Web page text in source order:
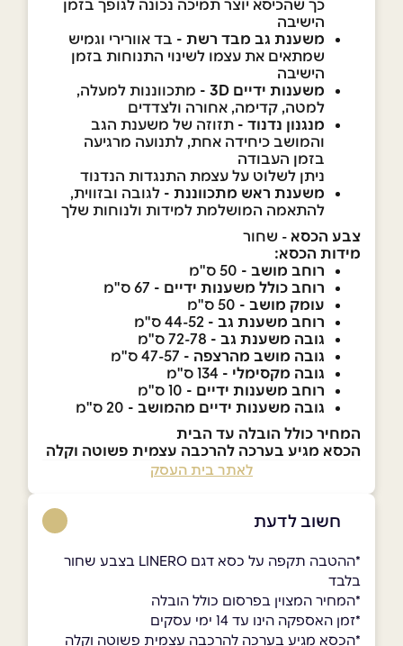
כך שהכיסא יוצר תמיכה נכונה לגופך בזמן
הישיבה
משענת גב מבד רשת - בד אוורירי וגמיש
שמתאים את עצמו לשינוי התנוחות בזמן
הישיבה
משענות ידיים 3D -
מתכווננות למעלה,
למטה, קדימה, אחורה ולצדדים
מנגנון נדנוד - תזוזה של משענת הגב
והמושב כיחידה אחת, לתנועה מרגיעה
בזמן העבודה
ניתן לשלוט על עצמת התנגדות הנדנוד
משענת ראש מתכווננת - לגובה ובזווית,
להתאמה המושלמת למידות ולנוחות שלך
צבע הכסא - שחור
מידות הכסא:
רוחב מושב -
רוחב כולל משענות ידיים -
עומק מושב -
רוחב משענת גב -
גובה משענת גב -
גובה מושב מהרצפה -
גובה מקסימלי -
רוחב משענות ידיים -
גובה משענות ידיים מהמושב -
המחיר כולל הובלה עד הבית
הכסא מגיע בערכה להרכבה עצמית פשוטה וקלה
לאתר בית העסק
חשוב לדעת
*ההטבה תקפה על כסא דגם LINERO בצבע שחור
בלבד
*המחיר המצוין בפרסום כולל הובלה
*זמן האספקה הינו עד 14 ימי עסקים
*הכסא מגיע בערכה להרכבה עצמית פשוטה וקלה